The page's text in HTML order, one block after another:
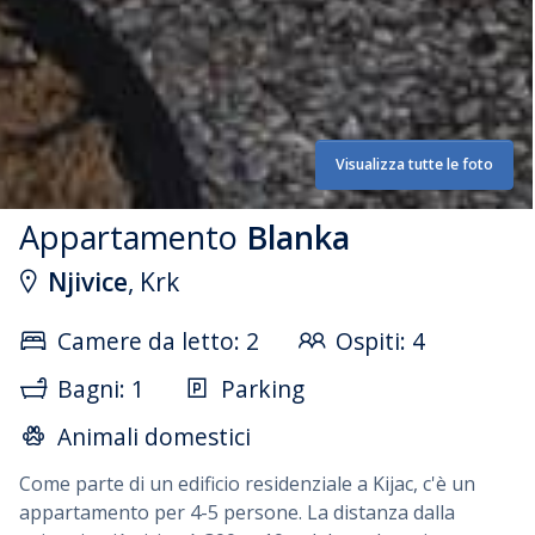
Visualizza tutte le foto
Appartamento Blanka
Njivice, Krk
Camere da letto: 2
Ospiti: 4
Bagni: 1
Parking
Animali domestici
Come parte di un edificio residenziale a Kijac, c'è un
appartamento per 4-5 persone. La distanza dalla